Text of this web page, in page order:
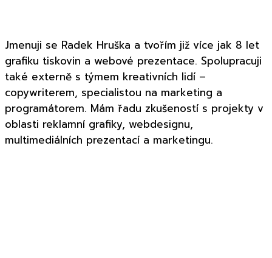
Jmenuji se Radek Hruška a tvořím již více jak 8 let
grafiku tiskovin a webové prezentace. Spolupracuji
také externě s týmem kreativních lidí –
copywriterem, specialistou na marketing a
programátorem. Mám řadu zkušeností s projekty v
oblasti reklamní grafiky, webdesignu,
multimediálních prezentací a marketingu.